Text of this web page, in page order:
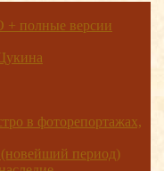
версии
в фоторепортажах,
период)